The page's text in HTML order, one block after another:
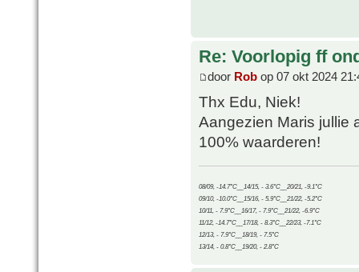
Re: Voorlopig ff
door Rob op 07 okt 2024
Thx Edu, Niek!
Aangezien Maris jullie
100% waarderen!
08/09, -14.7°C__14/15, - 3.6°C__20/21, -9.1°C
09/10, -10.0°C__15/16, - 5.9°C__21/22, -5.2°C
10/11, - 7.9°C__16/17, - 7.9°C__21/22, -6.9°C
11/12, -14.7°C__17/18, - 8.3°C__22/23, -7.1°C
12/13, - 7.9°C__18/19, - 7.5°C
13/14, - 0.8°C__19/20, - 2.8°C